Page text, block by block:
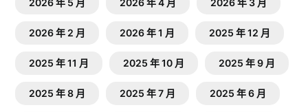
2026 年 5 月 2026 年 4 月 2026 年 3 月
2026 年 2 月 2026 年 1 月 2025 年 12 月
2025 年 11 月 2025 年 10 月 2025 年 9 月
2025 年 8 月 2025 年 7 月 2025 年 6 月